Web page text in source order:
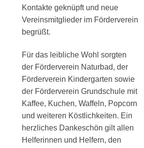
Kontakte geknüpft und neue
Vereinsmitglieder im Förderverein
begrüßt.
Für das leibliche Wohl sorgten
der Förderverein Naturbad, der
Förderverein Kindergarten sowie
der Förderverein Grundschule mit
Kaffee, Kuchen, Waffeln, Popcorn
und weiteren Köstlichkeiten. Ein
herzliches Dankeschön gilt allen
Helferinnen und Helfern, den